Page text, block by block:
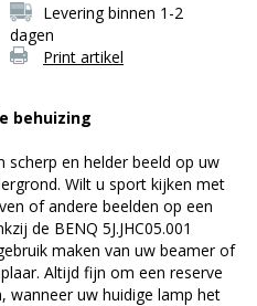
Levering binnen 1-2
dagen
Print artikel
behuizing
en helder beeld op uw
Wilt u sport kijken met
of andere beelden op een
de BENQ 5J.JHC05.001
maken van uw beamer of
Altijd fijn om een reserve
wanneer uw huidige lamp het